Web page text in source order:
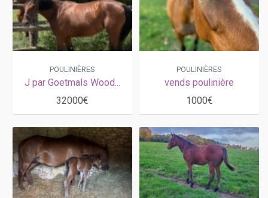
POULINIÈRES
J par Goetmals Wood pleine de Krack Time Atout, souche exceptionnelle de READY CASH
32000€
POULINIÈRES
vends poulinière
1000€